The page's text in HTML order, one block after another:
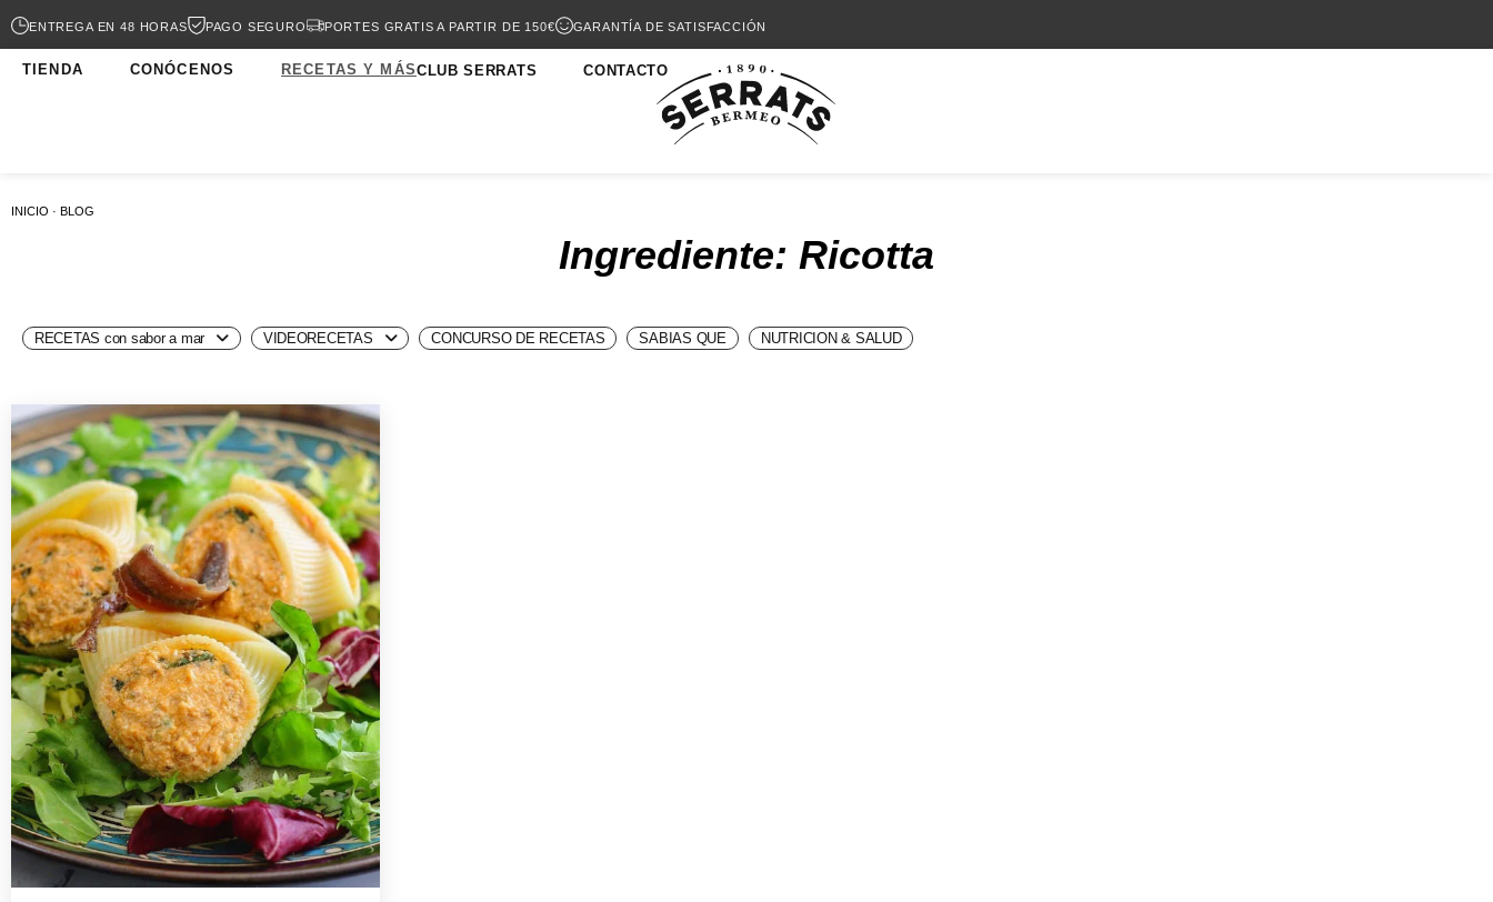
ENTREGA EN 48 HORAS PAGO SEGURO PORTES GRATIS A PARTIR DE 150€ GARANTÍA DE SATISFACCIÓN
TIENDA CONÓCENOS RECETAS Y MÁSCLUB SERRATS CONTACTO
INICIO · BLOG
Ingrediente: Ricotta
RECETAS con sabor a mar VIDEORECETAS CONCURSO DE RECETAS SABIAS QUE NUTRICION & SALUD